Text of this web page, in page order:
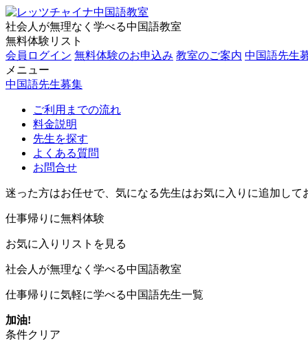
社会人が無理なく学べる中国語教室
無料体験リスト
会員ログイン 無料体験のお申込み 教室のご案内 中国語先生
メニュー
中国語先生募集
ご利用までの流れ
料金説明
先生を探す
よくある質問
お問合せ
迷った方はお任せで、気になる先生はお気に入りに追加して
仕事帰りに無料体験
お気に入りリストを見る
社会人が無理なく学べる中国語教室
仕事帰りに気軽に学べる中国語先生一覧
加油!
条件クリア